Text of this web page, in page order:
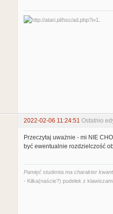
2022-02-06 11:24:51 Ostatnio
Przeczytaj uważnie - mi NIE
być ewentualnie rozdzielczość
Pamięć studenta ma charakter
- Kilka(naście?) pudełek z